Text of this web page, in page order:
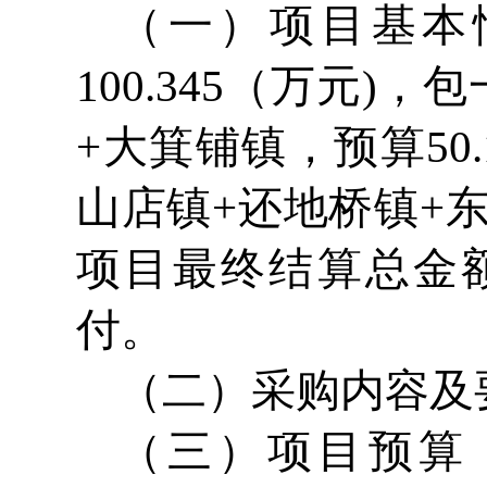
（一）项目基
100.345（万元)，
+大箕铺镇，预算
山店镇+还地桥镇+
项目最终结算总金
付。
（二）采购内容
（三）项目预